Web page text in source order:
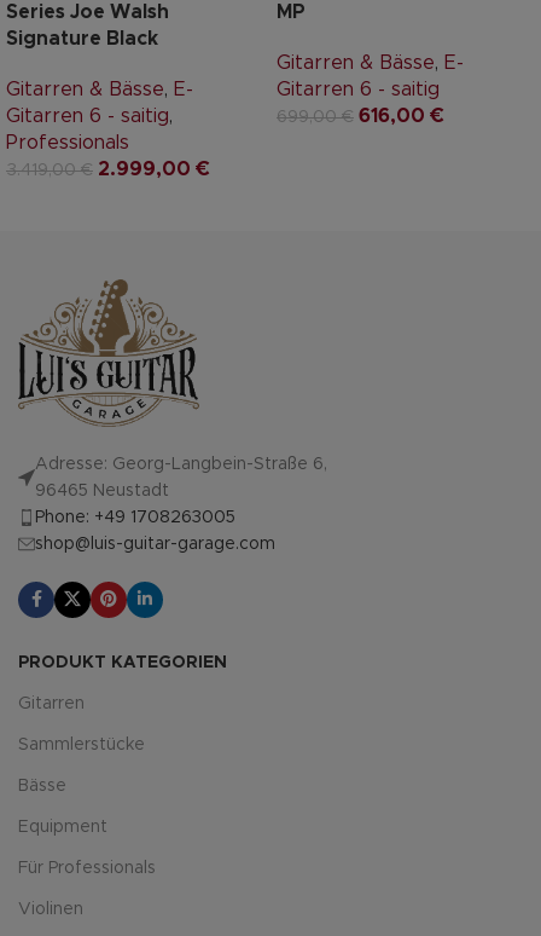
Series Joe Walsh
Signature Black
Gitarren & Bässe, E-
Gitarren 6 - saitig,
Professionals
3.419,00€ 2.999,00 €
MP
Gitarren & Bässe, E-
Gitarren 6 - saitig
699,00€ 616,00 €
Adresse: Georg-Langbein-Straße 6,
96465 Neustadt
Phone: +49 1708263005
shop@luis-guitar-garage.com
PRODUKT KATEGORIEN
Gitarren
Sammlerstücke
Bässe
Equipment
Für Professionals
Violinen